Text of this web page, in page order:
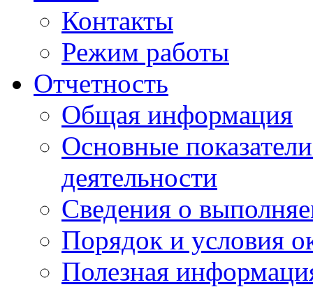
Контакты
Режим работы
Отчетность
Общая информация
Основные
деятельности
Сведения о
Порядок и условия
Полезная